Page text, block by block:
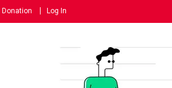
Donation Log In